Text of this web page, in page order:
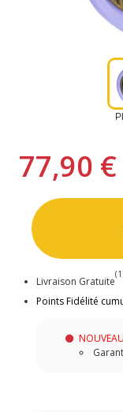
77,90 €
Livraison Gratuite
Points Fidélité